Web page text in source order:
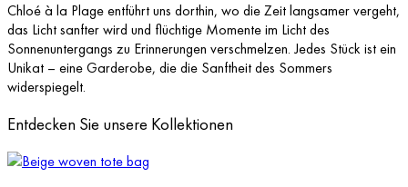
Chloé à la Plage entführt uns dorthin, wo die Zeit langsamer vergeht,
das Licht sanfter wird und flüchtige Momente im Licht des
Sonnenuntergangs zu Erinnerungen verschmelzen. Jedes Stück ist ein
Unikat – eine Garderobe, die die Sanftheit des Sommers
widerspiegelt.
Entdecken Sie unsere Kollektionen